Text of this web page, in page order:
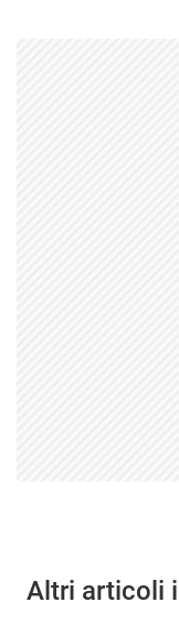
Altri articoli